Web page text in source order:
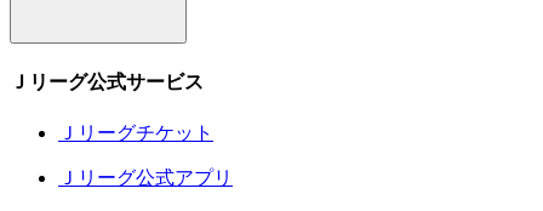
Ｊリーグ公式サービス
Ｊリーグチケット
Ｊリーグ公式アプリ